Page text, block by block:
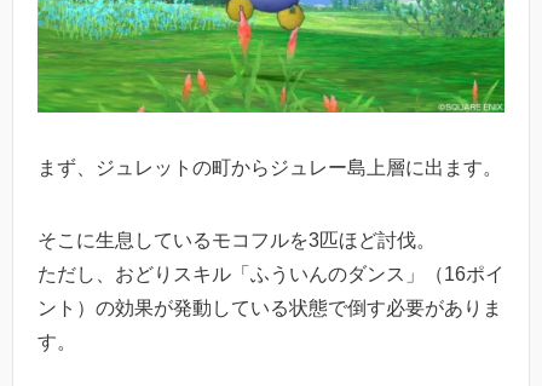
まず、ジュレットの町からジュレー島上層に出ます。
そこに生息しているモコフルを3匹ほど討伐。
ただし、おどりスキル「ふういんのダンス」（16ポイ
ント）の効果が発動している状態で倒す必要がありま
す。